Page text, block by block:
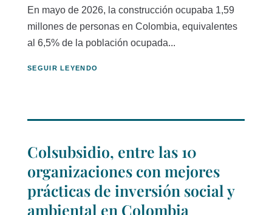
En mayo de 2026, la construcción ocupaba 1,59
millones de personas en Colombia, equivalentes
al 6,5% de la población ocupada...
SEGUIR LEYENDO
Colsubsidio, entre las 10
organizaciones con mejores
prácticas de inversión social y
ambiental en Colombia